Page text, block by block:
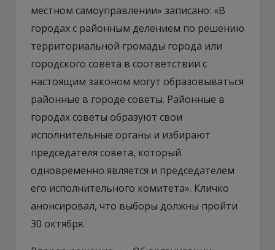
местном самоуправлении» записано: «В
городах с районным делением по решению
территориальной громады города или
городского совета в соответствии с
настоящим законом могут образовываться
районные в городе советы. Районные в
городах советы образуют свои
исполнительные органы и избирают
председателя совета, который
одновременно является и председателем
его исполнительного комитета». Кличко
анонсировал, что выборы должны пройти
30 октября.